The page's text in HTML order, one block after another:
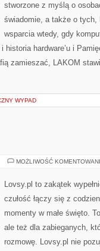
stworzone z myślą o
świadomie, a także o tych,
wsparcia wtedy, gdy
historia hardware’u i
zamieszać, LAKOM
WYPAD
MOŻLIWOŚĆ
Lovsy.pl to zakątek
czułość łączy się z
momenty w małe święto.
ale też dla zabieganych,
rozmowę. Lovsy.pl nie